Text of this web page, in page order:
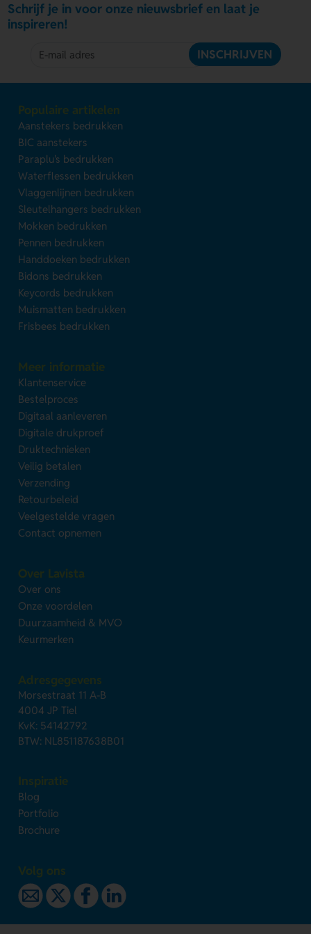
Schrijf je in voor onze nieuwsbrief en laat je
inspireren!
INSCHRIJVEN
Populaire artikelen
Aanstekers bedrukken
BIC aanstekers
Paraplu's bedrukken
Waterflessen bedrukken
Vlaggenlijnen bedrukken
Sleutelhangers bedrukken
Mokken bedrukken
Pennen bedrukken
Handdoeken bedrukken
Bidons bedrukken
Keycords bedrukken
Muismatten bedrukken
Frisbees bedrukken
Meer informatie
Klantenservice
Bestelproces
Digitaal aanleveren
Digitale drukproef
Druktechnieken
Veilig betalen
Verzending
Retourbeleid
Veelgestelde vragen
Contact opnemen
Over Lavista
Over ons
Onze voordelen
Duurzaamheid & MVO
Keurmerken
Adresgegevens
Morsestraat 11 A-B
4004 JP Tiel
KvK: 54142792
BTW: NL851187638B01
Inspiratie
Blog
Portfolio
Brochure
Volg ons